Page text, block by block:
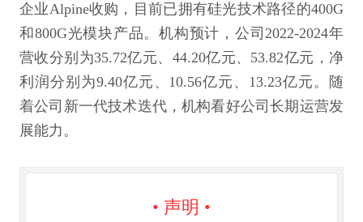
企业Alpine收购，目前已拥有硅光技术路径的400G
和800G光模块产品。机构预计，公司2022-2024年
营收分别为35.72亿元、44.20亿元、53.82亿元，净
利润分别为9.40亿元、10.56亿元、13.23亿元。随
着公司新一代技术迭代，机构看好公司长期运营发
展能力。
• 声明 •